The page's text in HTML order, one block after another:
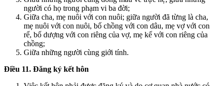
người có họ trong phạm vi ba đời;
Giữa cha, mẹ nuôi với con nuôi; giữa người đã từng là cha,
mẹ nuôi với con nuôi, bố chồng với con dâu, mẹ vợ với con
rể, bố dượng với con riêng của vợ, mẹ kế với con riêng của
chồng;
Giữa những người cùng giới tính.
Điều 11. Đăng ký kết hôn